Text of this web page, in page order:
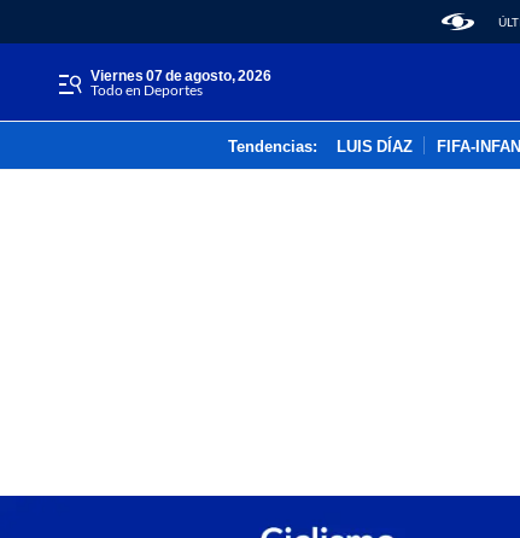
viernes 07 de agosto, 2026
Todo en Deportes
Tendencias: LUIS DÍAZ FIFA-